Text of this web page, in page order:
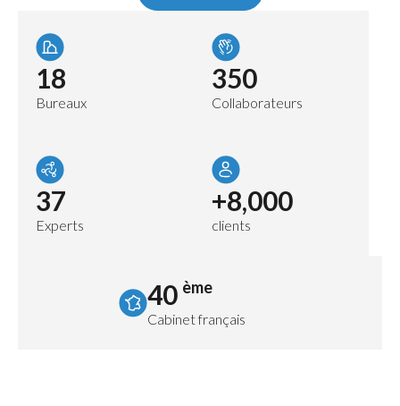
18
Bureaux
350
Collaborateurs
37
Experts
+8,000
clients
40 ème
Cabinet français